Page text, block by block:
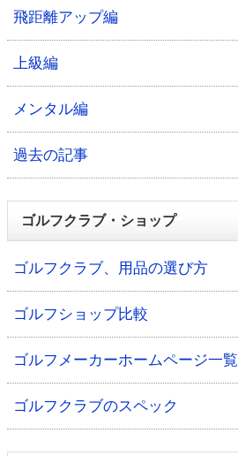
飛距離アップ編
上級編
メンタル編
過去の記事
ゴルフクラブ・ショップ
ゴルフクラブ、用品の選び方
ゴルフショップ比較
ゴルフメーカーホームページ一覧
ゴルフクラブのスペック